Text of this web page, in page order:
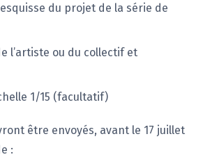
du projet de la série de
l’artiste ou du collectif et
1/15 (facultatif)
être envoyés, avant le 17 juillet
: